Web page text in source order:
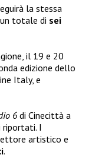
la stessa
totale di sei
il 19 e 20
edizione dello
Italy, e
6 di Cinecittà a
riportati. I
artistico e
.